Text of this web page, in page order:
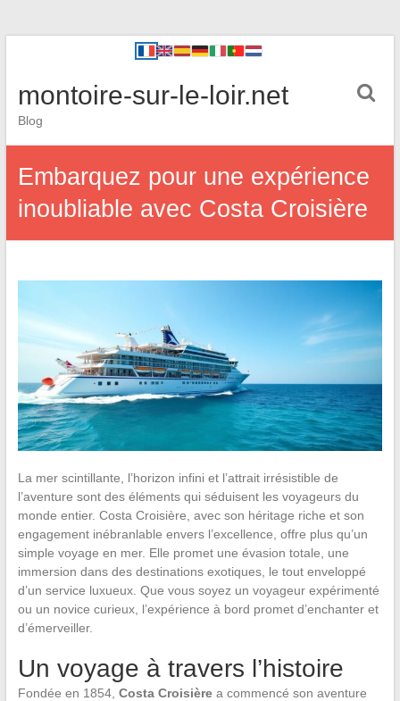
montoire-sur-le-loir.net
Blog
Embarquez pour une expérience
inoubliable avec Costa Croisière
La mer scintillante, l’horizon infini et l’attrait irrésistible de
l’aventure sont des éléments qui séduisent les voyageurs du
monde entier. Costa Croisière, avec son héritage riche et son
engagement inébranlable envers l’excellence, offre plus qu’un
simple voyage en mer. Elle promet une évasion totale, une
immersion dans des destinations exotiques, le tout enveloppé
d’un service luxueux. Que vous soyez un voyageur expérimenté
ou un novice curieux, l’expérience à bord promet d’enchanter et
d’émerveiller.
Un voyage à travers l’histoire
Fondée en 1854, Costa Croisièrea commencé son aventure